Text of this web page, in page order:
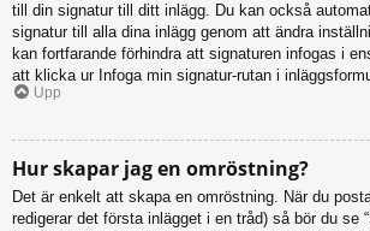
till din signatur till ditt inlägg. Du kan också
signatur till alla dina inlägg genom att ändra
kan fortfarande förhindra att signaturen infogas i
att klicka ur Infoga min signatur-rutan i
Upp
Hur skapar jag en omröstning?
Det är enkelt att skapa en omröstning. När du
redigerar det första inlägget i en tråd) så bör du se